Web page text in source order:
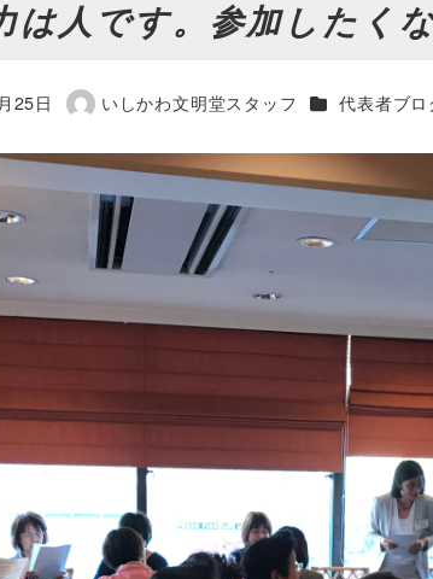
人です。参加したく
25日
著
いしかわ文明堂スタッフ カテゴリー
代表者ブロ